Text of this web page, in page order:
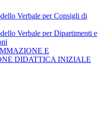
Verbale per Consigli di
Verbale per Dipartimenti e
E
DIDATTICA INIZIALE